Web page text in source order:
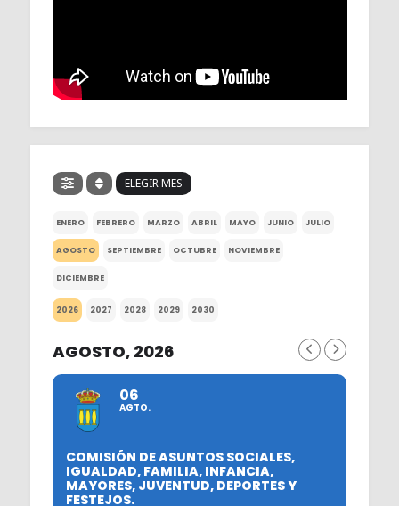
ELEGIR MES
ENERO FEBRERO MARZO ABRIL MAYO JUNIO JULIO
AGOSTO SEPTIEMBRE OCTUBRE NOVIEMBRE
DICIEMBRE
2026 2027 2028 2029 2030
AGOSTO, 2026
06
AGTO.
COMISIÓN DE ASUNTOS SOCIALES,
IGUALDAD, FAMILIA, INFANCIA,
MAYORES, JUVENTUD, DEPORTES Y
FESTEJOS.